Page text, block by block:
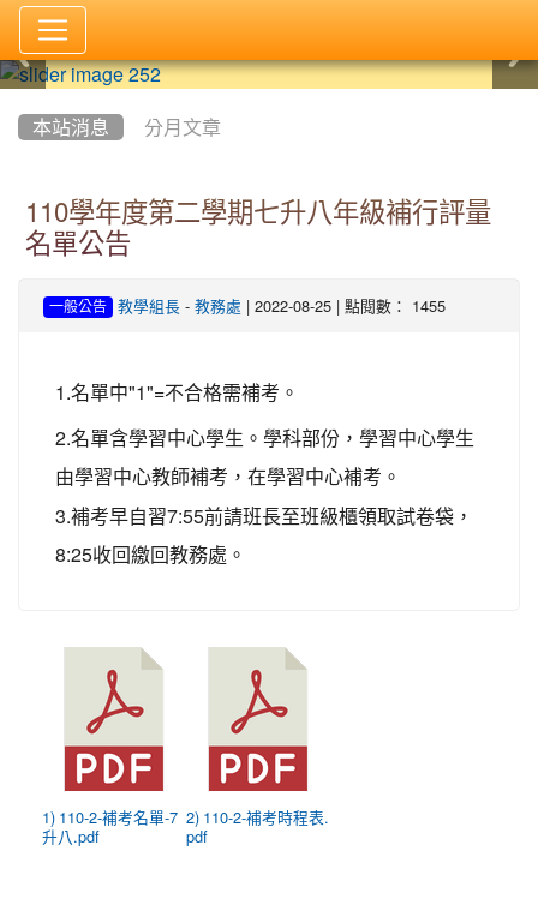
本站消息 分月文章
110學年度第二學期七升八年級補行評量
名單公告
一般公告 教學組長- 教務處 | 2022-08-25 | 點閱數： 1455
1.名單中"1"=不合格需補考。
2.名單含學習中心學生。學科部份，學習中心學生
由學習中心教師補考，在學習中心補考。
3.補考早自習7:55前請班長至班級櫃領取試卷袋，
8:25收回繳回教務處。
1) 110-2-補考名單-7
升八.pdf
2) 110-2-補考時程表.
pdf